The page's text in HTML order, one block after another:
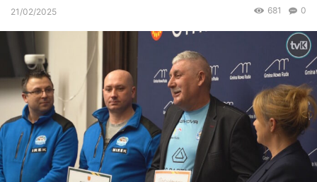
21/02/2025 0
681